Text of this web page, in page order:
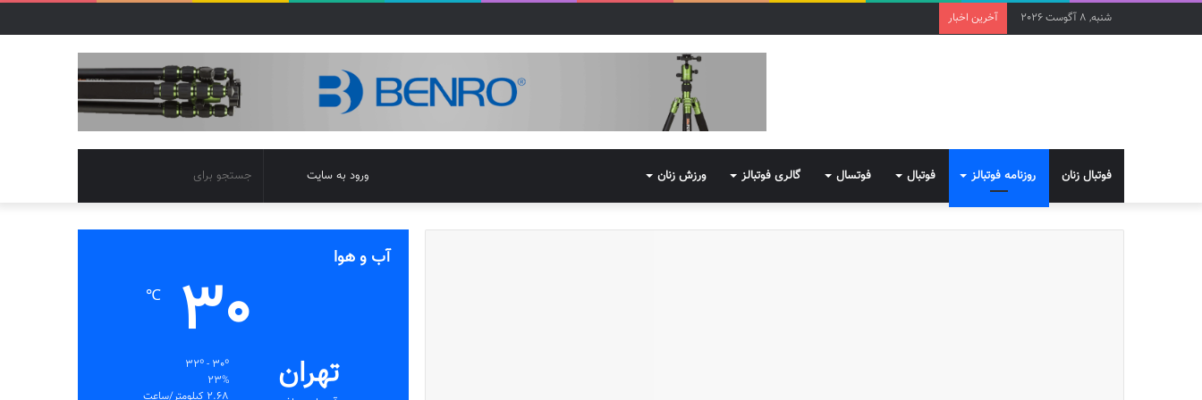
شنبه, 8 آگوست 2026 آخرین اخبار
فوتبال زنان روزنامه فوتبالز فوتبال فوتسال گالری فوتبالز ورزش زنان
برای
تغییر
پوسته
ورود به سایت
آب و هوا
تهران
30
℃
23%
2.68 کیلومتر/ساعت